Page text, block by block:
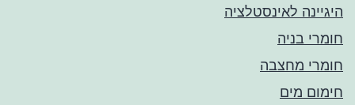
היגיינה לאינסטלציה
חומרי בניה
חומרי מחצבה
חימום מים